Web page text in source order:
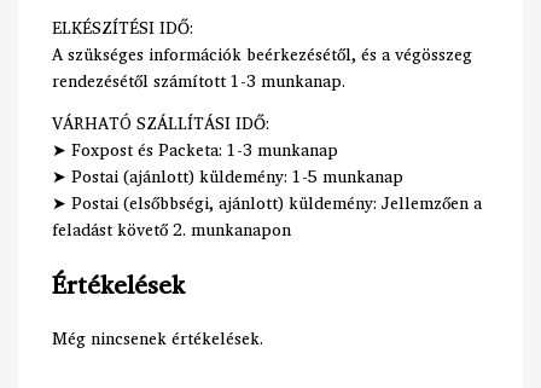
ELKÉSZÍTÉSI IDŐ:
A szükséges információk beérkezésétől, és a végösszeg
rendezésétől számított 1-3 munkanap.
VÁRHATÓ SZÁLLÍTÁSI IDŐ:
➤ Foxpost és Packeta: 1-3 munkanap
➤ Postai (ajánlott) küldemény: 1-5 munkanap
➤ Postai (elsőbbségi, ajánlott) küldemény: Jellemzően a
feladást követő 2. munkanapon
Értékelések
Még nincsenek értékelések.